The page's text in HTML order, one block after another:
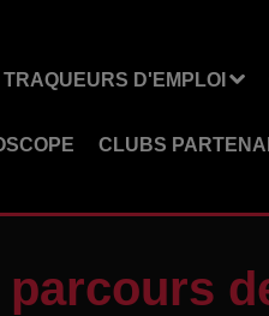
TRAQUEURS D'EMPLOI
CLUBS
parcours